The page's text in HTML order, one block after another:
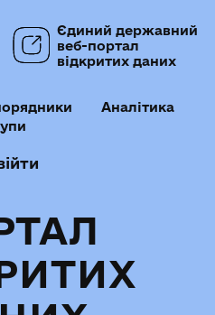
Єдиний державний
веб-портал
відкритих даних
Аналітика